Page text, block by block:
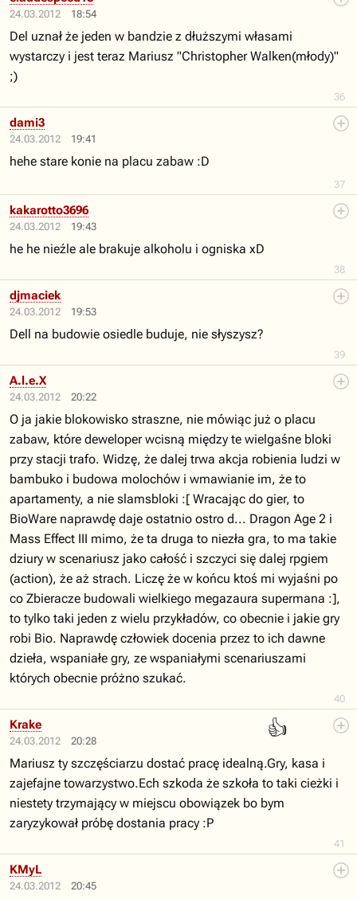
24.03.2012 18:54
36
Del uznał że jeden w bandzie z dłuższymi własami
wystarczy i jest teraz Mariusz "Christopher Walken(młody)"
;)
24.03.2012 19:41
37
dami3
hehe stare konie na placu zabaw :D
24.03.2012 19:43
38
kakarotto3696
he he nieźle ale brakuje alkoholu i ogniska xD
24.03.2012 19:53
39
djmaciek
Dell na budowie osiedle buduje, nie słyszysz?
24.03.2012 20:22
40
A.l.e.X
O ja jakie blokowisko straszne, nie mówiąc już o placu
zabaw, które deweloper wcisną między te wielgaśne bloki
przy stacji trafo. Widzę, że dalej trwa akcja robienia ludzi w
bambuko i budowa molochów i wmawianie im, że to
apartamenty, a nie slamsbloki :[ Wracając do gier, to
BioWare naprawdę daje ostatnio ostro d... Dragon Age 2 i
Mass Effect III mimo, że ta druga to niezła gra, to ma takie
dziury w scenariusz jako całość i szczyci się dalej rpgiem
(action), że aż strach. Liczę że w końcu ktoś mi wyjaśni po
co Zbieracze budowali wielkiego megazaura supermana :],
to tylko taki jeden z wielu przykładów, co obecnie i jakie gry
robi Bio. Naprawdę człowiek docenia przez to ich dawne
dzieła, wspaniałe gry, ze wspaniałymi scenariuszami
których obecnie próżno szukać.
24.03.2012 20:28
👍
41
Krake
Mariusz ty szczęściarzu dostać pracę idealną.Gry, kasa i
zajefajne towarzystwo.Ech szkoda że szkoła to taki cieżki i
niestety trzymający w miejscu obowiązek bo bym
zaryzykował próbę dostania pracy :P
24.03.2012 20:45
KMyL